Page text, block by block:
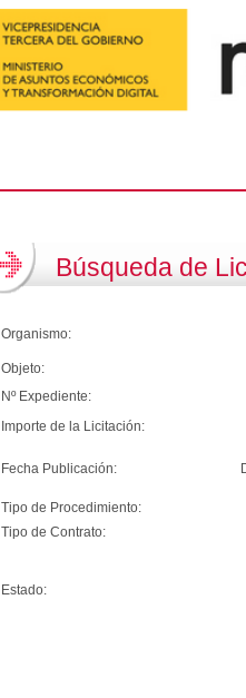
Búsqueda de
Organismo:
Objeto:
Nº Expediente:
Importe de la Licitación:
Fecha Publicación:
Tipo de Procedimiento:
Tipo de Contrato:
Estado: